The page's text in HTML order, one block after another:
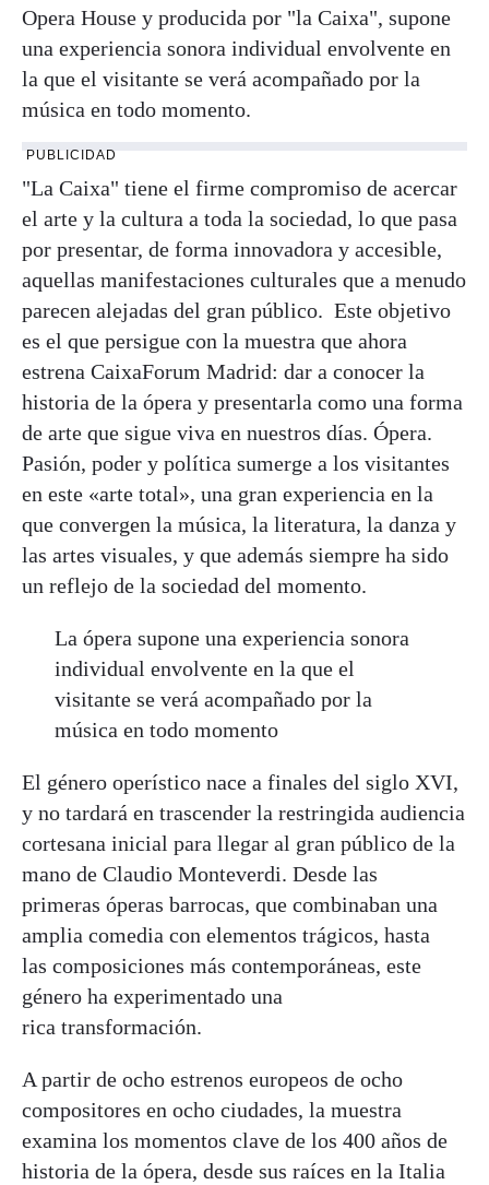
Opera House y producida por "la Caixa", supone
una experiencia sonora individual envolvente en
la que el visitante se verá acompañado por la
música en todo momento.
PUBLICIDAD
"La Caixa" tiene el firme compromiso de acercar
el arte y la cultura a toda la sociedad, lo que pasa
por presentar, de forma innovadora y accesible,
aquellas manifestaciones culturales que a menudo
parecen alejadas del gran público. Este objetivo
es el que persigue con la muestra que ahora
estrena CaixaForum Madrid: dar a conocer la
historia de la ópera y presentarla como una forma
de arte que sigue viva en nuestros días. Ópera.
Pasión, poder y política sumerge a los visitantes
en este «arte total», una gran experiencia en la
que convergen la música, la literatura, la danza y
las artes visuales, y que además siempre ha sido
un reflejo de la sociedad del momento.
La ópera supone una experiencia sonora
individual envolvente en la que el
visitante se verá acompañado por la
música en todo momento
El género operístico nace a finales del siglo XVI,
y no tardará en trascender la restringida audiencia
cortesana inicial para llegar al gran público de la
mano de Claudio Monteverdi. Desde las
primeras óperas barrocas, que combinaban una
amplia comedia con elementos trágicos, hasta
las composiciones más contemporáneas, este
género ha experimentado una
rica transformación.
A partir de ocho estrenos europeos de ocho
compositores en ocho ciudades, la muestra
examina los momentos clave de los 400 años de
historia de la ópera, desde sus raíces en la Italia